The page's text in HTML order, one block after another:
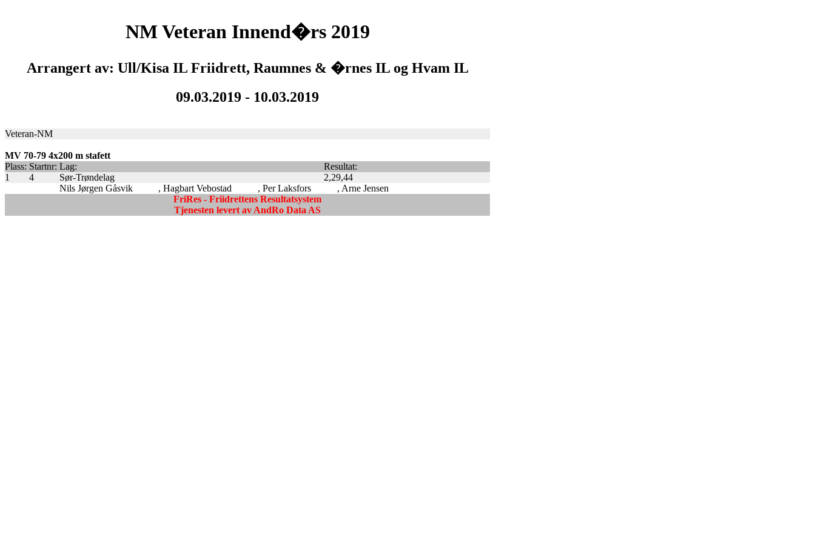
NM Veteran Innend�rs 2019
Arrangert av: Ull/Kisa IL Friidrett, Raumnes & �rnes IL og Hvam IL
09.03.2019 - 10.03.2019
Veteran-NM
MV 70-79 4x200 m stafett
Plass: Startnr: Lag:
Resultat:
1
4 Sør-Trøndelag
2,29,44
Nils Jørgen Gåsvik
, Hagbart Vebostad , Per Laksfors
, Arne Jensen
FriRes - Friidrettens Resultatsystem
Tjenesten levert av AndRo Data AS